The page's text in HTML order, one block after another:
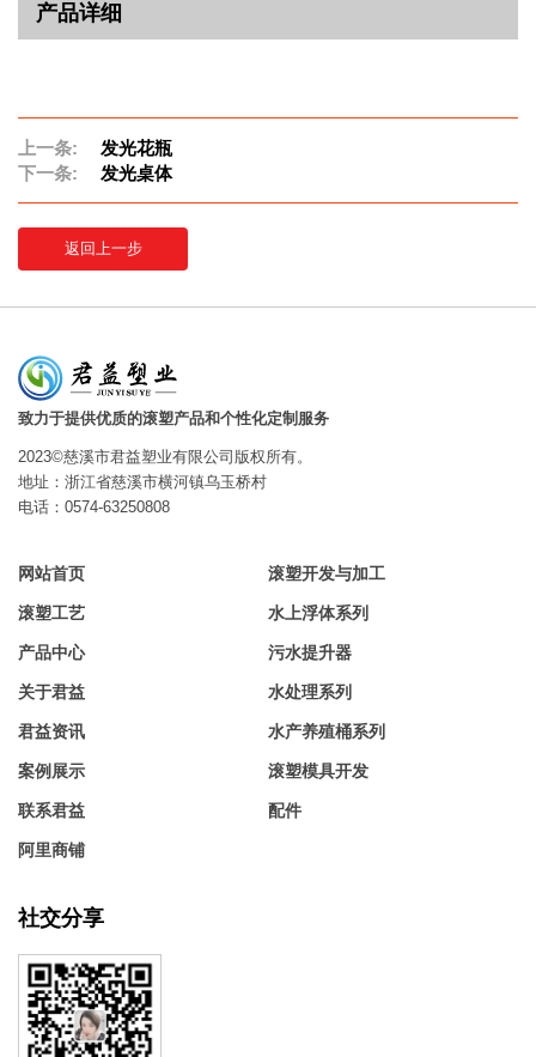
产品详细
上一条:
发光花瓶
下一条:
发光桌体
返回上一步
致力于提供优质的滚塑产品和个性化定制服务
2023©慈溪市君益塑业有限公司版权所有。
地址：浙江省慈溪市横河镇乌玉桥村
电话：0574-63250808
网站首页
滚塑工艺
产品中心
关于君益
君益资讯
案例展示
联系君益
阿里商铺
滚塑开发与加工
水上浮体系列
污水提升器
水处理系列
水产养殖桶系列
滚塑模具开发
配件
社交分享